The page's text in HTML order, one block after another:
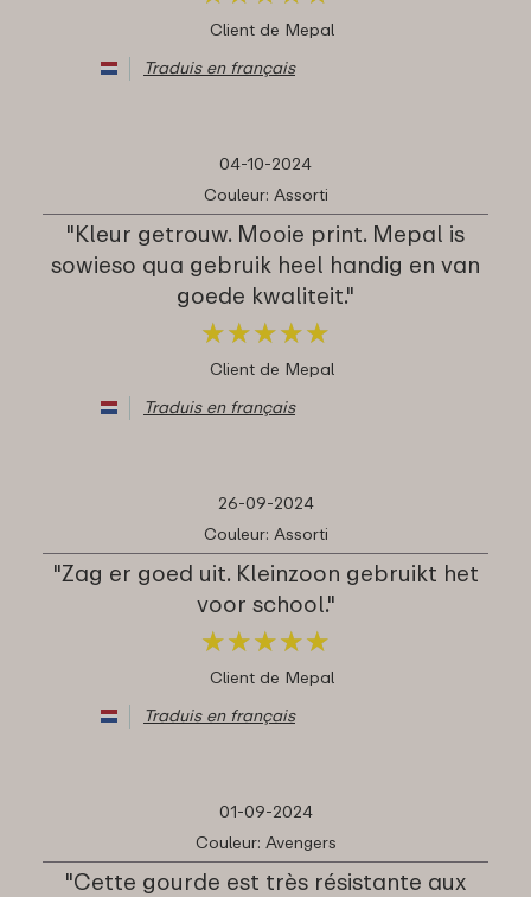
Client de Mepal
Traduis en français
04-10-2024
Couleur: Assorti
"Kleur getrouw. Mooie print. Mepal is
sowieso qua gebruik heel handig en van
goede kwaliteit."
★★★★★
★★★★★
Client de Mepal
Traduis en français
26-09-2024
Couleur: Assorti
"Zag er goed uit. Kleinzoon gebruikt het
voor school."
★★★★★
★★★★★
Client de Mepal
Traduis en français
01-09-2024
Couleur: Avengers
"Cette gourde est très résistante aux